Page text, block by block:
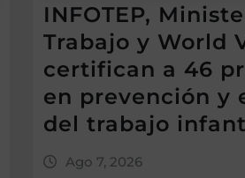
INFOTEP,
Trabajo y World
certifican a 46
en prevención y
del trabajo
Ago 7, 2026